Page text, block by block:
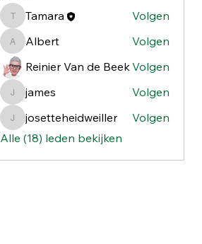
TamaraTamara Volgen
AlbertAlbert
Volgen
Reinier Van de BeekVolgen
jamesjames Volgen
josetteheidweiller
josetteheidweiller
Volgen
Alle (18) leden bekijken